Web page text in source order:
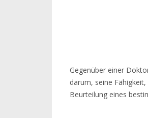
Gegenüber einer
darum, seine
Beurteilung eines